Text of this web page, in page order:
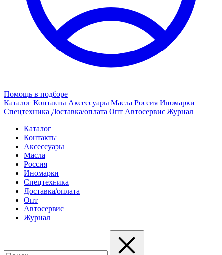
Помощь в подборе
Каталог Контакты Аксессуары Масла Россия Иномарки
Спецтехника Доставка/оплата Опт Автосервис Журнал
Каталог
Контакты
Аксессуары
Масла
Россия
Иномарки
Спецтехника
Доставка/оплата
Опт
Автосервис
Журнал